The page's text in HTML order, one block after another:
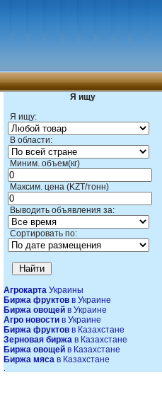
Я ищу
Я ищу:
В области:
Миним. объем(кг)
Максим. цена (KZT/тонн)
Выводить объявления за:
Сортировать по:
Агрокарта Украины
Биржа фруктов в Украине
Биржа овощей в Украине
Агро новости в Украине
Биржа фруктов в Казахстане
Зерновая биржа в Казахстане
Биржа овощей в Казахстане
Биржа мяса в Казахстане